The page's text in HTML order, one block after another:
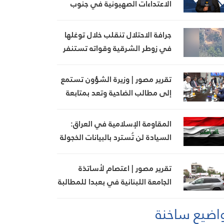
الاعتداءات الصهيونية في جنوب
جرافة الاحتلال تنقلب خلال توغلها
في زوطر الشرقية وقواته تستنفر
تقرير مصور | وزيرة الشؤون تستمع
إلى مطالب الضاحية وتعد بمتابعة
المقاومة الإسلامية في العراق:
السيادة لن تُسترد بالبيانات الخجولة
تقرير مصور | اعتصام لأساتذة
الجامعة اللبنانية في بعبدا للمطالبة
ساخنة